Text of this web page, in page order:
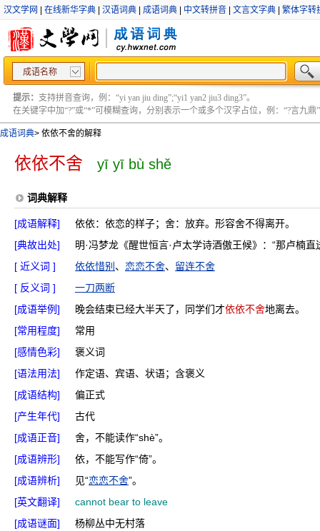
汉文学网 在线新华字典 汉语词典 成语词典 中文转拼音 文言文字典 繁体字转
成语名称
提示： 支持拼音查询，例：“yi yan jiu ding”;“yi1 yan2 jiu3 ding3”。
在关键字中加“?”或“*”可模糊查询，分别表示一个或多个汉字占位，例：“?言九鼎”
成语词典> 依依不舍的解释
依依不舍 yī yī bù shě
词典解释
[成语解释]
依依：依恋的样子；舍：放弃。形容舍不得离开。
[典故出处]
明·冯梦龙《醒世恒言·卢太学诗酒傲王候》：“那卢楠
[ 近义词 ]
依依惜别 、 恋恋不舍、 留连不舍
[ 反义词 ]
一刀两断
[成语举例]
晚会结束已经大半天了，同学们才依依不舍地离去。
[常用程度]
常用
[感情色彩]
褒义词
[语法用法]
作定语、宾语、状语；含褒义
[成语结构]
偏正式
[产生年代]
古代
[成语正音]
舍，不能读作“shè”。
[成语辨形]
依，不能写作“倚”。
[成语辨析]
见“恋恋不舍”。
[英文翻译]
cannot bear to leave
[成语谜面]
杨柳丛中无村落